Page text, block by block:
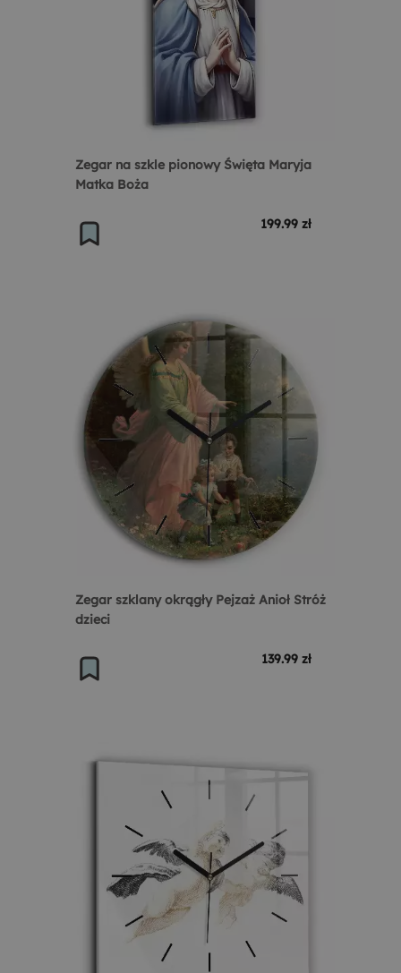
Zegar na szkle pionowy Święta Maryja
Matka Boża
199.99 zł
Zegar szklany okrągły Pejzaż Anioł Stróż
dzieci
139.99 zł